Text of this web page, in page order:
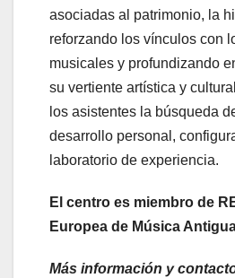
asociadas al patrimonio, la
reforzando los vínculos con
musicales y profundizando
su vertiente artística y
los asistentes la búsqueda
desarrollo personal,
laboratorio de experiencia.
El centro es miembro de
Europea de Música
Más información y